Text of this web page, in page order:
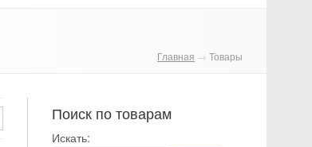
Главная → Товары
Поиск по товарам
Искать: